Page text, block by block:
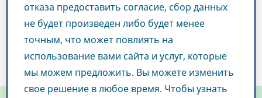
отказа предоставить согласие, сбор данных
не будет произведен либо будет менее
точным, что может повлиять на
использование вами сайта и услуг, которые
мы можем предложить. Вы можете изменить
свое решение в любое время. Чтобы узнать